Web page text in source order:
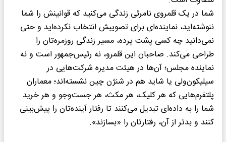
شما در یک قلمروی نامرئی زندگی می‌کنید که قوانینش را شما
ننوشته‌اید، نماینده‌ای برای تصویبش انتخاب نکرده‌اید و حتی
نمی‌دانید چه کسی پشت پرده، مسیر زندگی روزمره‌تان را
طراحی می‌کند. صاحبان این قلمرو، نه رئیس‌جمهور است و نه
نماینده مجلس؛ آن‌ها در هیئت مدیره شرکت‌هایی در
سیلیکون‌ولی یا شاید هم در شنژن چین نشسته‌اند؛ معماران
پلتفرم‌هایی که هر کلیک، هر مکث، هر جست‌وجو و هر خرید
شما را به داده‌ای تبدیل می‌کنند تا رفتار آینده‌تان را پیش‌بینی
کنند و بدتر از آن، رفتارتان را «بسازند».